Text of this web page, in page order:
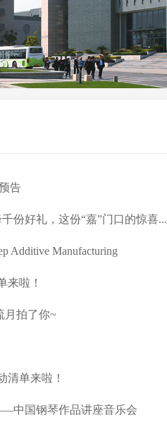
告
份好礼，这份“嘉”门口的惊喜...
Additive Manufacturing
来啦！
月拍了你~
清单来啦！
中国钢琴作品讲座音乐会